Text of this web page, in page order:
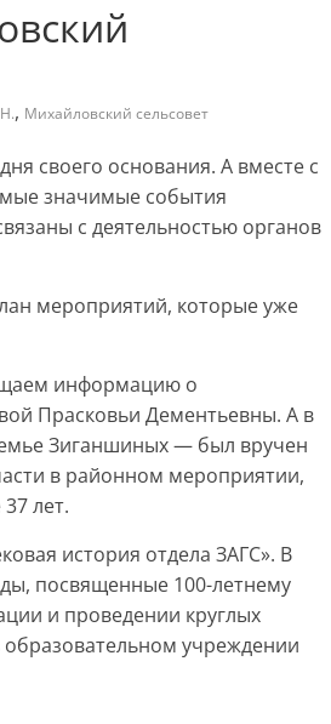
, Михайловский сельсовет
своего основания. А вместе с
значимые события
с деятельностью органов
мероприятий, которые уже
информацию о
Прасковьи Дементьевны. А в
Зиганшиных — был вручен
в районном мероприятии,
лет.
история отдела ЗАГС». В
посвященные 100-летнему
и проведении круглых
учреждении